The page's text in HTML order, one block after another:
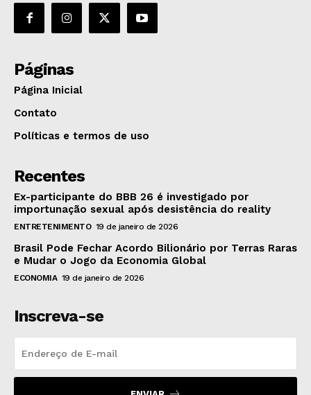
Páginas
Página Inicial
Contato
Políticas e termos de uso
Recentes
Ex-participante do BBB 26 é investigado por
importunação sexual após desistência do reality
ENTRETENIMENTO 19 de janeiro de 2026
Brasil Pode Fechar Acordo Bilionário por Terras Raras
e Mudar o Jogo da Economia Global
ECONOMIA 19 de janeiro de 2026
Inscreva-se